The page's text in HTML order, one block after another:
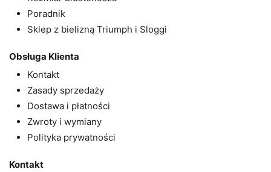
Poradnik
Sklep z bielizną Triumph i Sloggi
Obsługa Klienta
Kontakt
Zasady sprzedaży
Dostawa i płatności
Zwroty i wymiany
Polityka prywatności
Kontakt